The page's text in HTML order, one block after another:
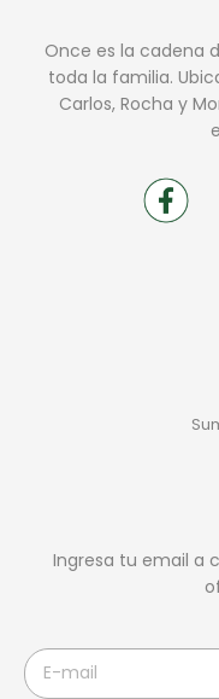
Once es la cadena
toda la familia.
Carlos, Rocha y
Ingresa tu email a